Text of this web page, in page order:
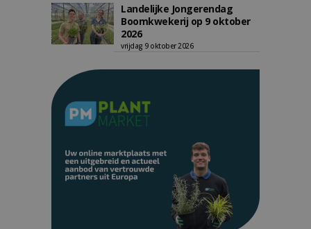
Landelijke Jongerendag
Boomkwekerij op 9 oktober
2026
vrijdag 9 oktober 2026